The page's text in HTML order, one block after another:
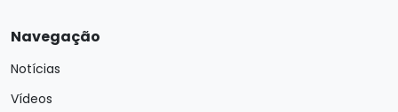
Navegação
Notícias
Vídeos